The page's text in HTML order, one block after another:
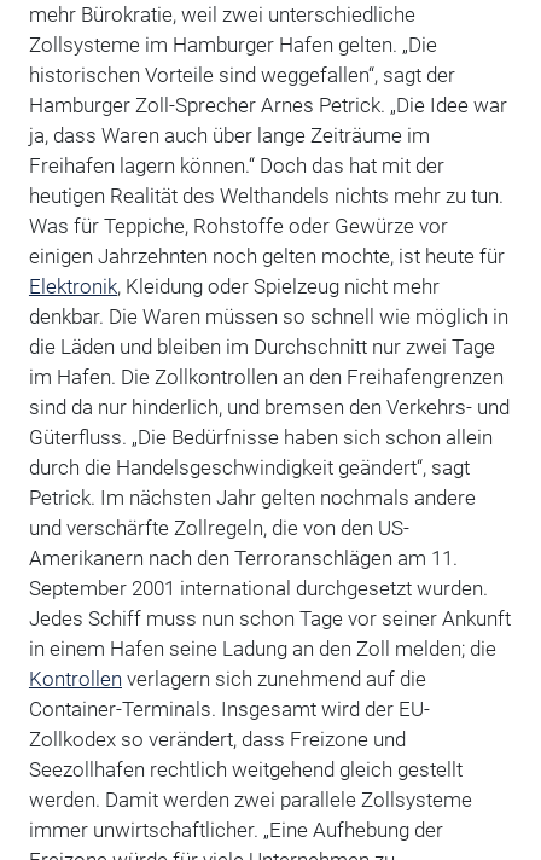
mehr Bürokratie, weil zwei unterschiedliche
Zollsysteme im Hamburger Hafen gelten. „Die
historischen Vorteile sind weggefallen“, sagt der
Hamburger Zoll-Sprecher Arnes Petrick. „Die Idee war
ja, dass Waren auch über lange Zeiträume im
Freihafen lagern können.“ Doch das hat mit der
heutigen Realität des Welthandels nichts mehr zu tun.
Was für Teppiche, Rohstoffe oder Gewürze vor
einigen Jahrzehnten noch gelten mochte, ist heute für
Elektronik, Kleidung oder Spielzeug nicht mehr
denkbar. Die Waren müssen so schnell wie möglich in
die Läden und bleiben im Durchschnitt nur zwei Tage
im Hafen. Die Zollkontrollen an den Freihafengrenzen
sind da nur hinderlich, und bremsen den Verkehrs- und
Güterfluss. „Die Bedürfnisse haben sich schon allein
durch die Handelsgeschwindigkeit geändert“, sagt
Petrick. Im nächsten Jahr gelten nochmals andere
und verschärfte Zollregeln, die von den US-
Amerikanern nach den Terroranschlägen am 11.
September 2001 international durchgesetzt wurden.
Jedes Schiff muss nun schon Tage vor seiner Ankunft
in einem Hafen seine Ladung an den Zoll melden; die
Kontrollen verlagern sich zunehmend auf die
Container-Terminals. Insgesamt wird der EU-
Zollkodex so verändert, dass Freizone und
Seezollhafen rechtlich weitgehend gleich gestellt
werden. Damit werden zwei parallele Zollsysteme
immer unwirtschaftlicher. „Eine Aufhebung der